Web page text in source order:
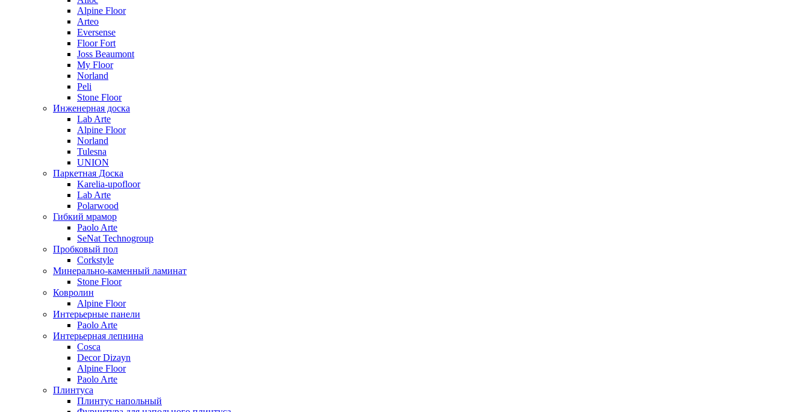
Alpine Floor
Arteo
Eversense
Floor Fort
Joss Beaumont
My Floor
Norland
Peli
Stone Floor
Инженерная доска
Lab Arte
Alpine Floor
Norland
Tulesna
UNION
Паркетная Доска
Karelia-upofloor
Lab Arte
Polarwood
Гибкий мрамор
Paolo Arte
SeNat Technogroup
Пробковый пол
Corkstyle
Минерально-каменный ламинат
Stone Floor
Ковролин
Alpine Floor
Интерьерные панели
Paolo Arte
Интерьерная лепнина
Cosca
Decor Dizayn
Alpine Floor
Paolo Arte
Плинтуса
Плинтус напольный